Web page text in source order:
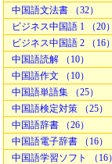
中国語文法書 （32）
ビジネス中国語 1 （20）
ビジネス中国語 2 （16）
中国語読解 （10）
中国語作文 （10）
中国語単語集 （25）
中国語検定対策 （25）
中国語辞書 （26）
中国語電子辞書 （16）
中国語学習ソフト （16）